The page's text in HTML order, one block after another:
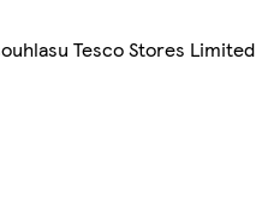
Tesco Stores Limited